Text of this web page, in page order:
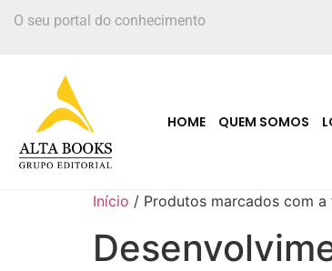
O seu portal do conhecimento
HOME QUEM SOMOS
Início / Produtos marcados com a